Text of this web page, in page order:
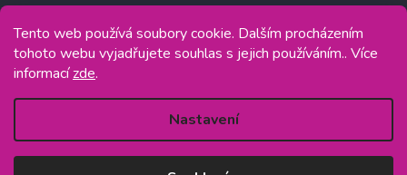
Tento web používá soubory cookie. Dalším procházením
tohoto webu vyjadřujete souhlas s jejich používáním.. Více
informacízde.
Nastavení
Copyright 2026
Grafický návrh vytvořil a na Shoptet implementoval